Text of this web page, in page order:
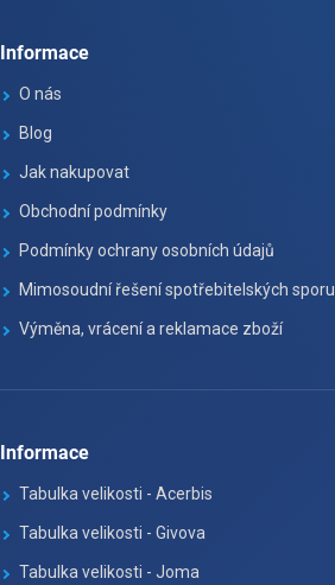
Informace
O nás
Blog
Jak nakupovat
Obchodní podmínky
Podmínky ochrany osobních údajů
Mimosoudní řešení spotřebitelských sporu
Výměna, vrácení a reklamace zboží
Informace
Tabulka velikosti - Acerbis
Tabulka velikosti - Givova
Tabulka velikosti - Joma